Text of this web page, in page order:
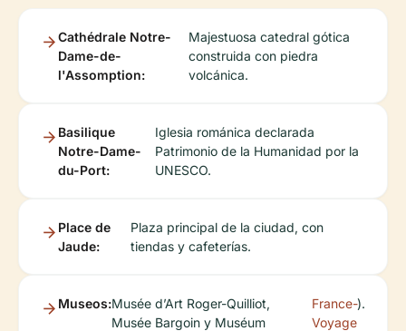
Cathédrale Notre-
Dame-de-
l'Assomption:
Majestuosa catedral gótica
construida con piedra
volcánica.
Basilique
Notre-Dame-
du-Port:
Iglesia románica declarada
Patrimonio de la Humanidad por la
UNESCO.
Place de
Jaude:
Plaza principal de la ciudad, con
tiendas y cafeterías.
Museos:Musée d’Art Roger-Quilliot,
Musée Bargoin y Muséum
France-
Voyage
).